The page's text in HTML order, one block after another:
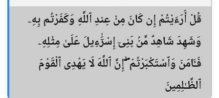
قُلْ أَرَءَيْتُمْ إِن كَانَ مِنْ عِندِ ٱللَّهِ وَكَفَرْتُم بِهِۦ
وَشَهِدَ شَاهِدٌ مِّنۢ بَنِىٓ إِسْرَٰٓءِيلَ عَلَىٰ مِثْلِهِۦ
فَـَٔامَنَ وَٱسْتَكْبَرْتُمْ ۖ إِنَّ ٱللَّهَ لَا يَهْدِى ٱلْقَوْمَ
ٱلظَّـٰلِمِينَ